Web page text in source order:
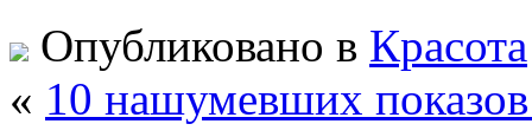
Опубликовано в Красота
« 10 нашумевших